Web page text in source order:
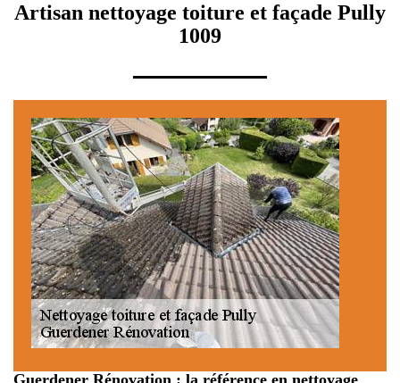
Artisan nettoyage toiture et façade Pully
1009
Guerdener Rénovation : la référence en nettoyage